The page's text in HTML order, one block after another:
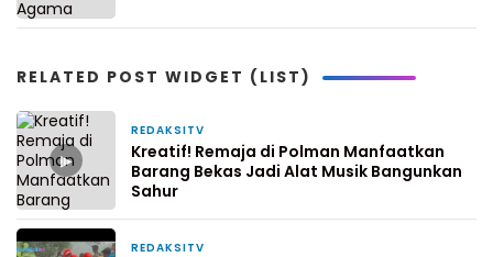
RELATED POST WIDGET (LIST)
▶
REDAKSITV
Kreatif! Remaja di Polman Manfaatkan
Barang Bekas Jadi Alat Musik Bangunkan
Sahur
REDAKSITV